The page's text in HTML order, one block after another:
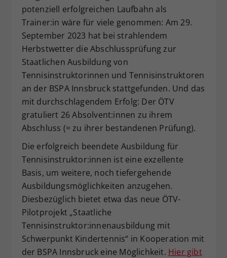
potenziell erfolgreichen Laufbahn als
Trainer:in wäre für viele genommen: Am 29.
September 2023 hat bei strahlendem
Herbstwetter die Abschlussprüfung zur
Staatlichen Ausbildung von
Tennisinstruktorinnen und Tennisinstruktoren
an der BSPA Innsbruck stattgefunden. Und das
mit durchschlagendem Erfolg: Der ÖTV
gratuliert 26 Absolvent:innen zu ihrem
Abschluss (= zu ihrer bestandenen Prüfung).
Die erfolgreich beendete Ausbildung für
Tennisinstruktor:innen ist eine exzellente
Basis, um weitere, noch tiefergehende
Ausbildungsmöglichkeiten anzugehen.
Diesbezüglich bietet etwa das neue ÖTV-
Pilotprojekt „Staatliche
Tennisinstruktor:innenausbildung mit
Schwerpunkt Kindertennis“ in Kooperation mit
der BSPA Innsbruck eine Möglichkeit. Hier gibt
Zweck
Dieser Wert speichert Ihre Consent-
Einstellungen. Unter anderem eine
zufällig generierte ID, für die
historische Speicherung Ihrer
vorgenommen Einstellungen, falls der
Webseiten-Betreiber dies eingestellt
hat.